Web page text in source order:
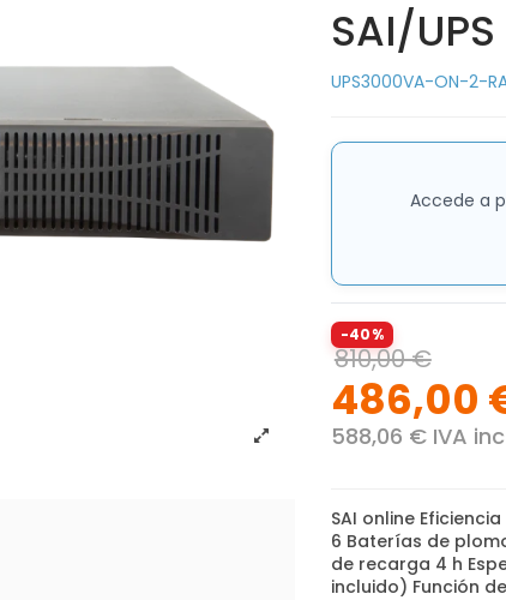
SAI/UPS
UPS3000VA-ON-2-
Accede a
-40%
810,00 €
486,00
588,06 € IVA inc
SAI online
6 Baterías de
de recarga 4 h
incluido) Función